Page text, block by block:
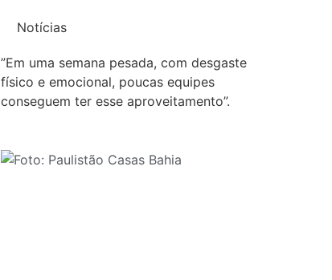
Notícias
”Em uma semana pesada, com desgaste
físico e emocional, poucas equipes
conseguem ter esse aproveitamento”.